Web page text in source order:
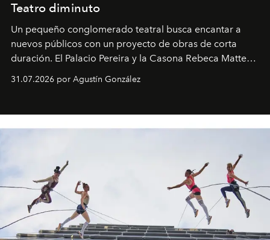
Teatro diminuto
Un pequeño conglomerado teatral busca encantar a
nuevos públicos con un proyecto de obras de corta
duración. El Palacio Pereira y la Casona Rebeca Matte
son algunos de los lugares que han albergado estas
miniobras. Sus puestas en escena son limpias; ponen el
31.07.2026 por Agustín González